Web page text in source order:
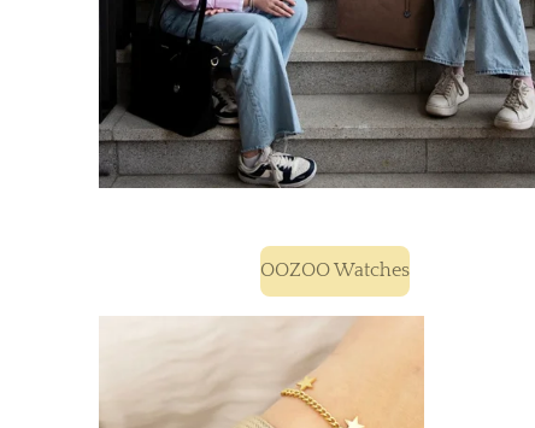
OOZOO Watches